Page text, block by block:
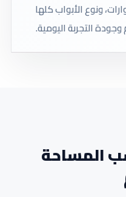
ونوع الأبواب كلها
التجربة اليومية.
المساحة